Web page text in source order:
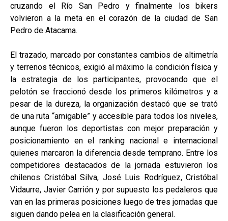
cruzando el Río San Pedro y finalmente los bikers
volvieron a la meta en el corazón de la ciudad de San
Pedro de Atacama.
El trazado, marcado por constantes cambios de altimetría
y terrenos técnicos, exigió al máximo la condición física y
la estrategia de los participantes, provocando que el
pelotón se fraccionó desde los primeros kilómetros y a
pesar de la dureza, la organización destacó que se trató
de una ruta “amigable” y accesible para todos los niveles,
aunque fueron los deportistas con mejor preparación y
posicionamiento en el ranking nacional e internacional
quienes marcaron la diferencia desde temprano. Entre los
competidores destacados de la jornada estuvieron los
chilenos Cristóbal Silva, José Luis Rodríguez, Cristóbal
Vidaurre, Javier Carrión y por supuesto los pedaleros que
van en las primeras posiciones luego de tres jornadas que
siguen dando pelea en la clasificación general.